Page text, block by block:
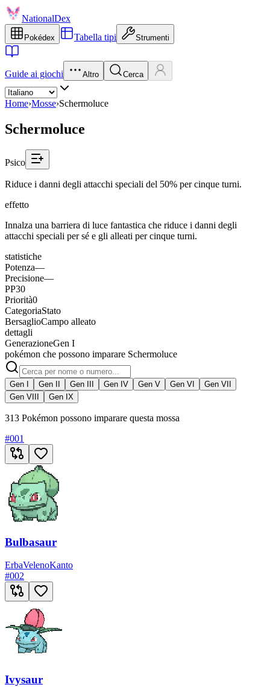
NationalDex
Pokédex Tabella tipi Strumenti
Guide ai giochi Altro Cerca
Home›Mosse›Schermoluce
Schermoluce
Psico
Riduce i danni degli attacchi speciali del 50% per cinque turni.
effetto
Innalza una barriera di luce fantastica che riduce i danni degli
attacchi speciali per sé e gli alleati per cinque turni.
statistiche
Potenza—
Precisione—
PP30
Priorità0
CategoriaStato
BersaglioCampo alleato
dettagli
GenerazioneGen I
pokémon che possono imparare Schermoluce
Gen I Gen II Gen III Gen IV Gen V Gen VI
Gen VII
Gen VIII
Gen IX
313 Pokémon possono imparare questa mossa
#001
Bulbasaur
ErbaVelenoKanto
#002
Ivysaur